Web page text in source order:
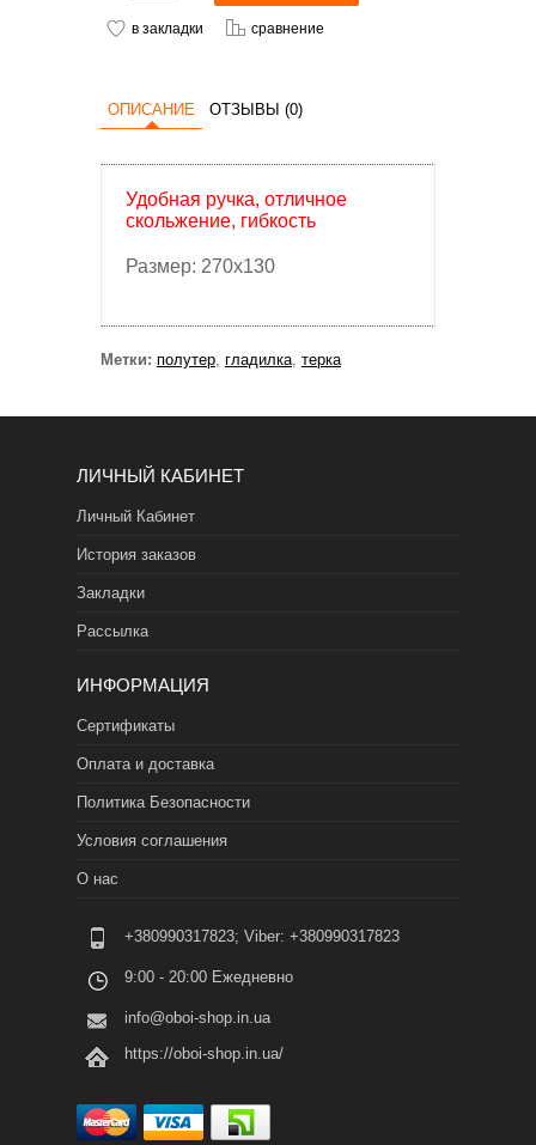
в закладки сравнение
ОПИСАНИЕ ОТЗЫВЫ (0)
Удобная ручка, отличное
скольжение, гибкость
Размер: 270х130
Метки: полутер гладилка терка
ЛИЧНЫЙ КАБИНЕТ
Личный Кабинет
История заказов
Закладки
Рассылка
ИНФОРМАЦИЯ
Сертификаты
Оплата и доставка
Политика Безопасности
Условия соглашения
О нас
+380990317823; Viber: +380990317823
9:00 - 20:00 Ежедневно
info@oboi-shop.in.ua
https://oboi-shop.in.ua/